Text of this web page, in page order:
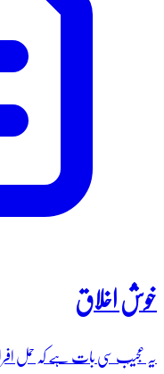
خوش اخلاق
یہ عجیب سی بات ہے کہ حمل